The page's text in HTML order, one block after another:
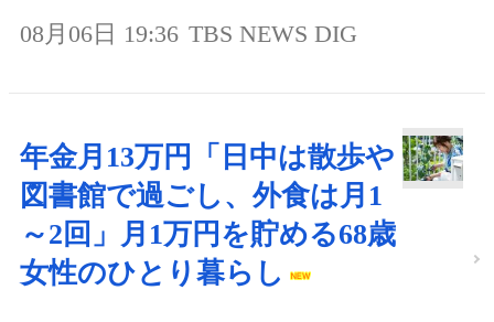
08月06日 19:36 TBS NEWS DIG
年金月13万円「日中は散歩や
図書館で過ごし、外食は月1
～2回」月1万円を貯める68歳
女性のひとり暮らし